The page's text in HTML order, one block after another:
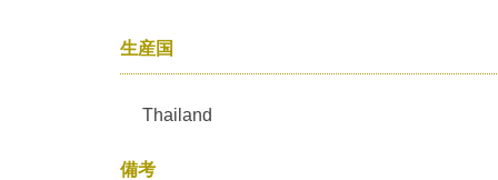
生産国
Thailand
備考